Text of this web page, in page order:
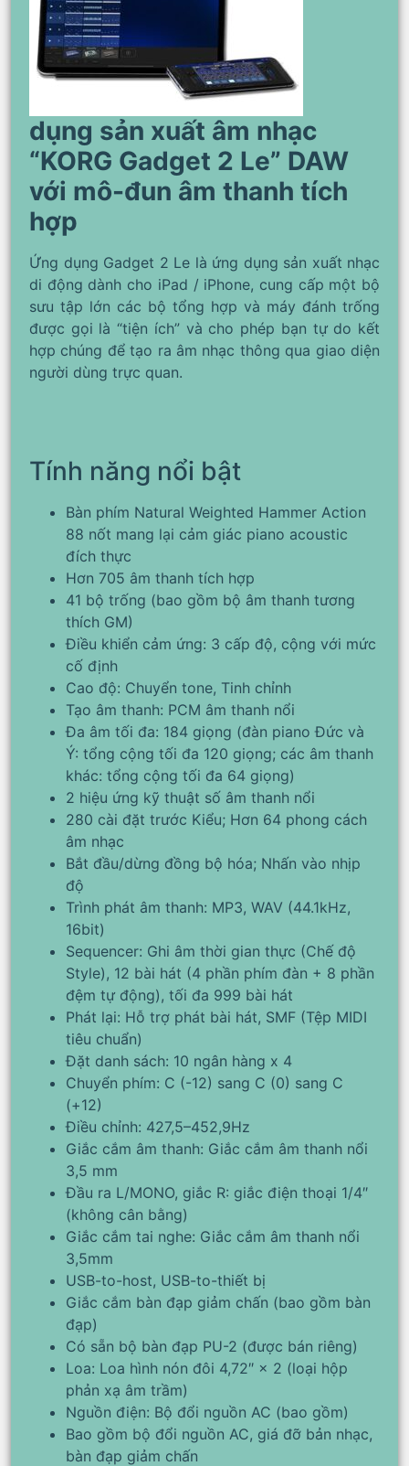
dụng sản xuất âm nhạc
“KORG Gadget 2 Le” DAW
với mô-đun âm thanh tích
hợp
Ứng dụng Gadget 2 Le là ứng dụng sản xuất nhạc
di động dành cho iPad / iPhone, cung cấp một bộ
sưu tập lớn các bộ tổng hợp và máy đánh trống
được gọi là “tiện ích” và cho phép bạn tự do kết
hợp chúng để tạo ra âm nhạc thông qua giao diện
người dùng trực quan.
Tính năng nổi bật
Bàn phím Natural Weighted Hammer Action
88 nốt mang lại cảm giác piano acoustic
đích thực
Hơn 705 âm thanh tích hợp
41 bộ trống (bao gồm bộ âm thanh tương
thích GM)
Điều khiển cảm ứng: 3 cấp độ, cộng với mức
cố định
Cao độ: Chuyển tone, Tinh chỉnh
Tạo âm thanh: PCM âm thanh nổi
Đa âm tối đa: 184 giọng (đàn piano Đức và
Ý: tổng cộng tối đa 120 giọng; các âm thanh
khác: tổng cộng tối đa 64 giọng)
2 hiệu ứng kỹ thuật số âm thanh nổi
280 cài đặt trước Kiểu; Hơn 64 phong cách
âm nhạc
Bắt đầu/dừng đồng bộ hóa; Nhấn vào nhịp
độ
Trình phát âm thanh: MP3, WAV (44.1kHz,
16bit)
Sequencer: Ghi âm thời gian thực (Chế độ
Style), 12 bài hát (4 phần phím đàn + 8 phần
đệm tự động), tối đa 999 bài hát
Phát lại: Hỗ trợ phát bài hát, SMF (Tệp MIDI
tiêu chuẩn)
Đặt danh sách: 10 ngân hàng x 4
Chuyển phím: C (-12) sang C (0) sang C
(+12)
Điều chỉnh: 427,5–452,9Hz
Giắc cắm âm thanh: Giắc cắm âm thanh nổi
3,5 mm
Đầu ra L/MONO, giắc R: giắc điện thoại 1/4″
(không cân bằng)
Giắc cắm tai nghe: Giắc cắm âm thanh nổi
3,5mm
USB-to-host, USB-to-thiết bị
Giắc cắm bàn đạp giảm chấn (bao gồm bàn
đạp)
Có sẵn bộ bàn đạp PU-2 (được bán riêng)
Loa: Loa hình nón đôi 4,72″ × 2 (loại hộp
phản xạ âm trầm)
Nguồn điện: Bộ đổi nguồn AC (bao gồm)
Bao gồm bộ đổi nguồn AC, giá đỡ bản nhạc,
bàn đạp giảm chấn